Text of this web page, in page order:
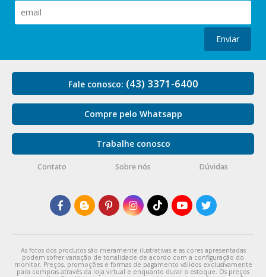
Enviar
Fale conosco: (43) 3371-6400
Compre pelo Whatsapp
Trabalhe conosco
Contato Sobre nós Dúvidas
As fotos dos produtos são meramente ilustrativas e as cores apresentadas
podem sofrer variação de tonalidade de acordo com a configuração do
monitor. Preços, promoções e formas de pagamento válidos exclusivamente
para compras através da loja virtual e enquanto durar o estoque. Os preços